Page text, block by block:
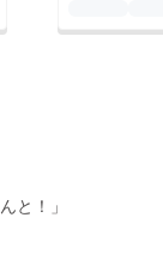
と！」